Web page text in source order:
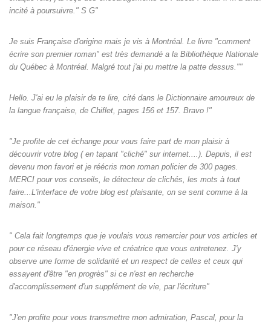
incité à poursuivre." S G"
Je suis Française d'origine mais je vis à Montréal. Le livre "comment
écrire son premier roman" est très demandé a la Bibliothèque Nationale
du Québec à Montréal. Malgré tout j'ai pu mettre la patte dessus.""
Hello. J'ai eu le plaisir de te lire, cité dans le Dictionnaire amoureux de
la langue française, de Chiflet, pages 156 et 157. Bravo !"
"Je profite de cet échange pour vous faire part de mon plaisir à
découvrir votre blog ( en tapant "cliché" sur internet....). Depuis, il est
devenu mon favori et je réécris mon roman policier de 300 pages.
MERCI pour vos conseils, le détecteur de clichés, les mots à tout
faire...L'interface de votre blog est plaisante, on se sent comme à la
maison."
" Cela fait longtemps que je voulais vous remercier pour vos articles et
pour ce réseau d'énergie vive et créatrice que vous entretenez. J'y
observe une forme de solidarité et un respect de celles et ceux qui
essayent d'être "en progrès" si ce n'est en recherche
d'accomplissement d'un supplément de vie, par l'écriture"
"J'en profite pour vous transmettre mon admiration, Pascal, pour la